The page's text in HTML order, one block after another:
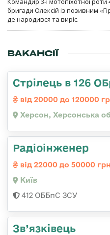
бригади Олексій із позивним
де народився та виріс.
ВАКАНСІЇ
Стрілець в 126
від 20000 до 120000
Херсон, Херсонська
Радіоінженер
від 22000 до 50000 грн
Київ
412 ОББпС ЗСУ
Зв’язківець